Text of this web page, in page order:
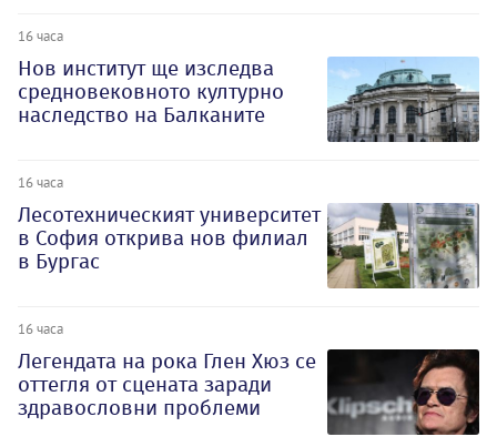
16 часа
Нов институт ще изследва
средновековното културно
наследство на Балканите
16 часа
Лесотехническият университет
в София открива нов филиал
в Бургас
16 часа
Легендата на рока Глен Хюз се
оттегля от сцената заради
здравословни проблеми